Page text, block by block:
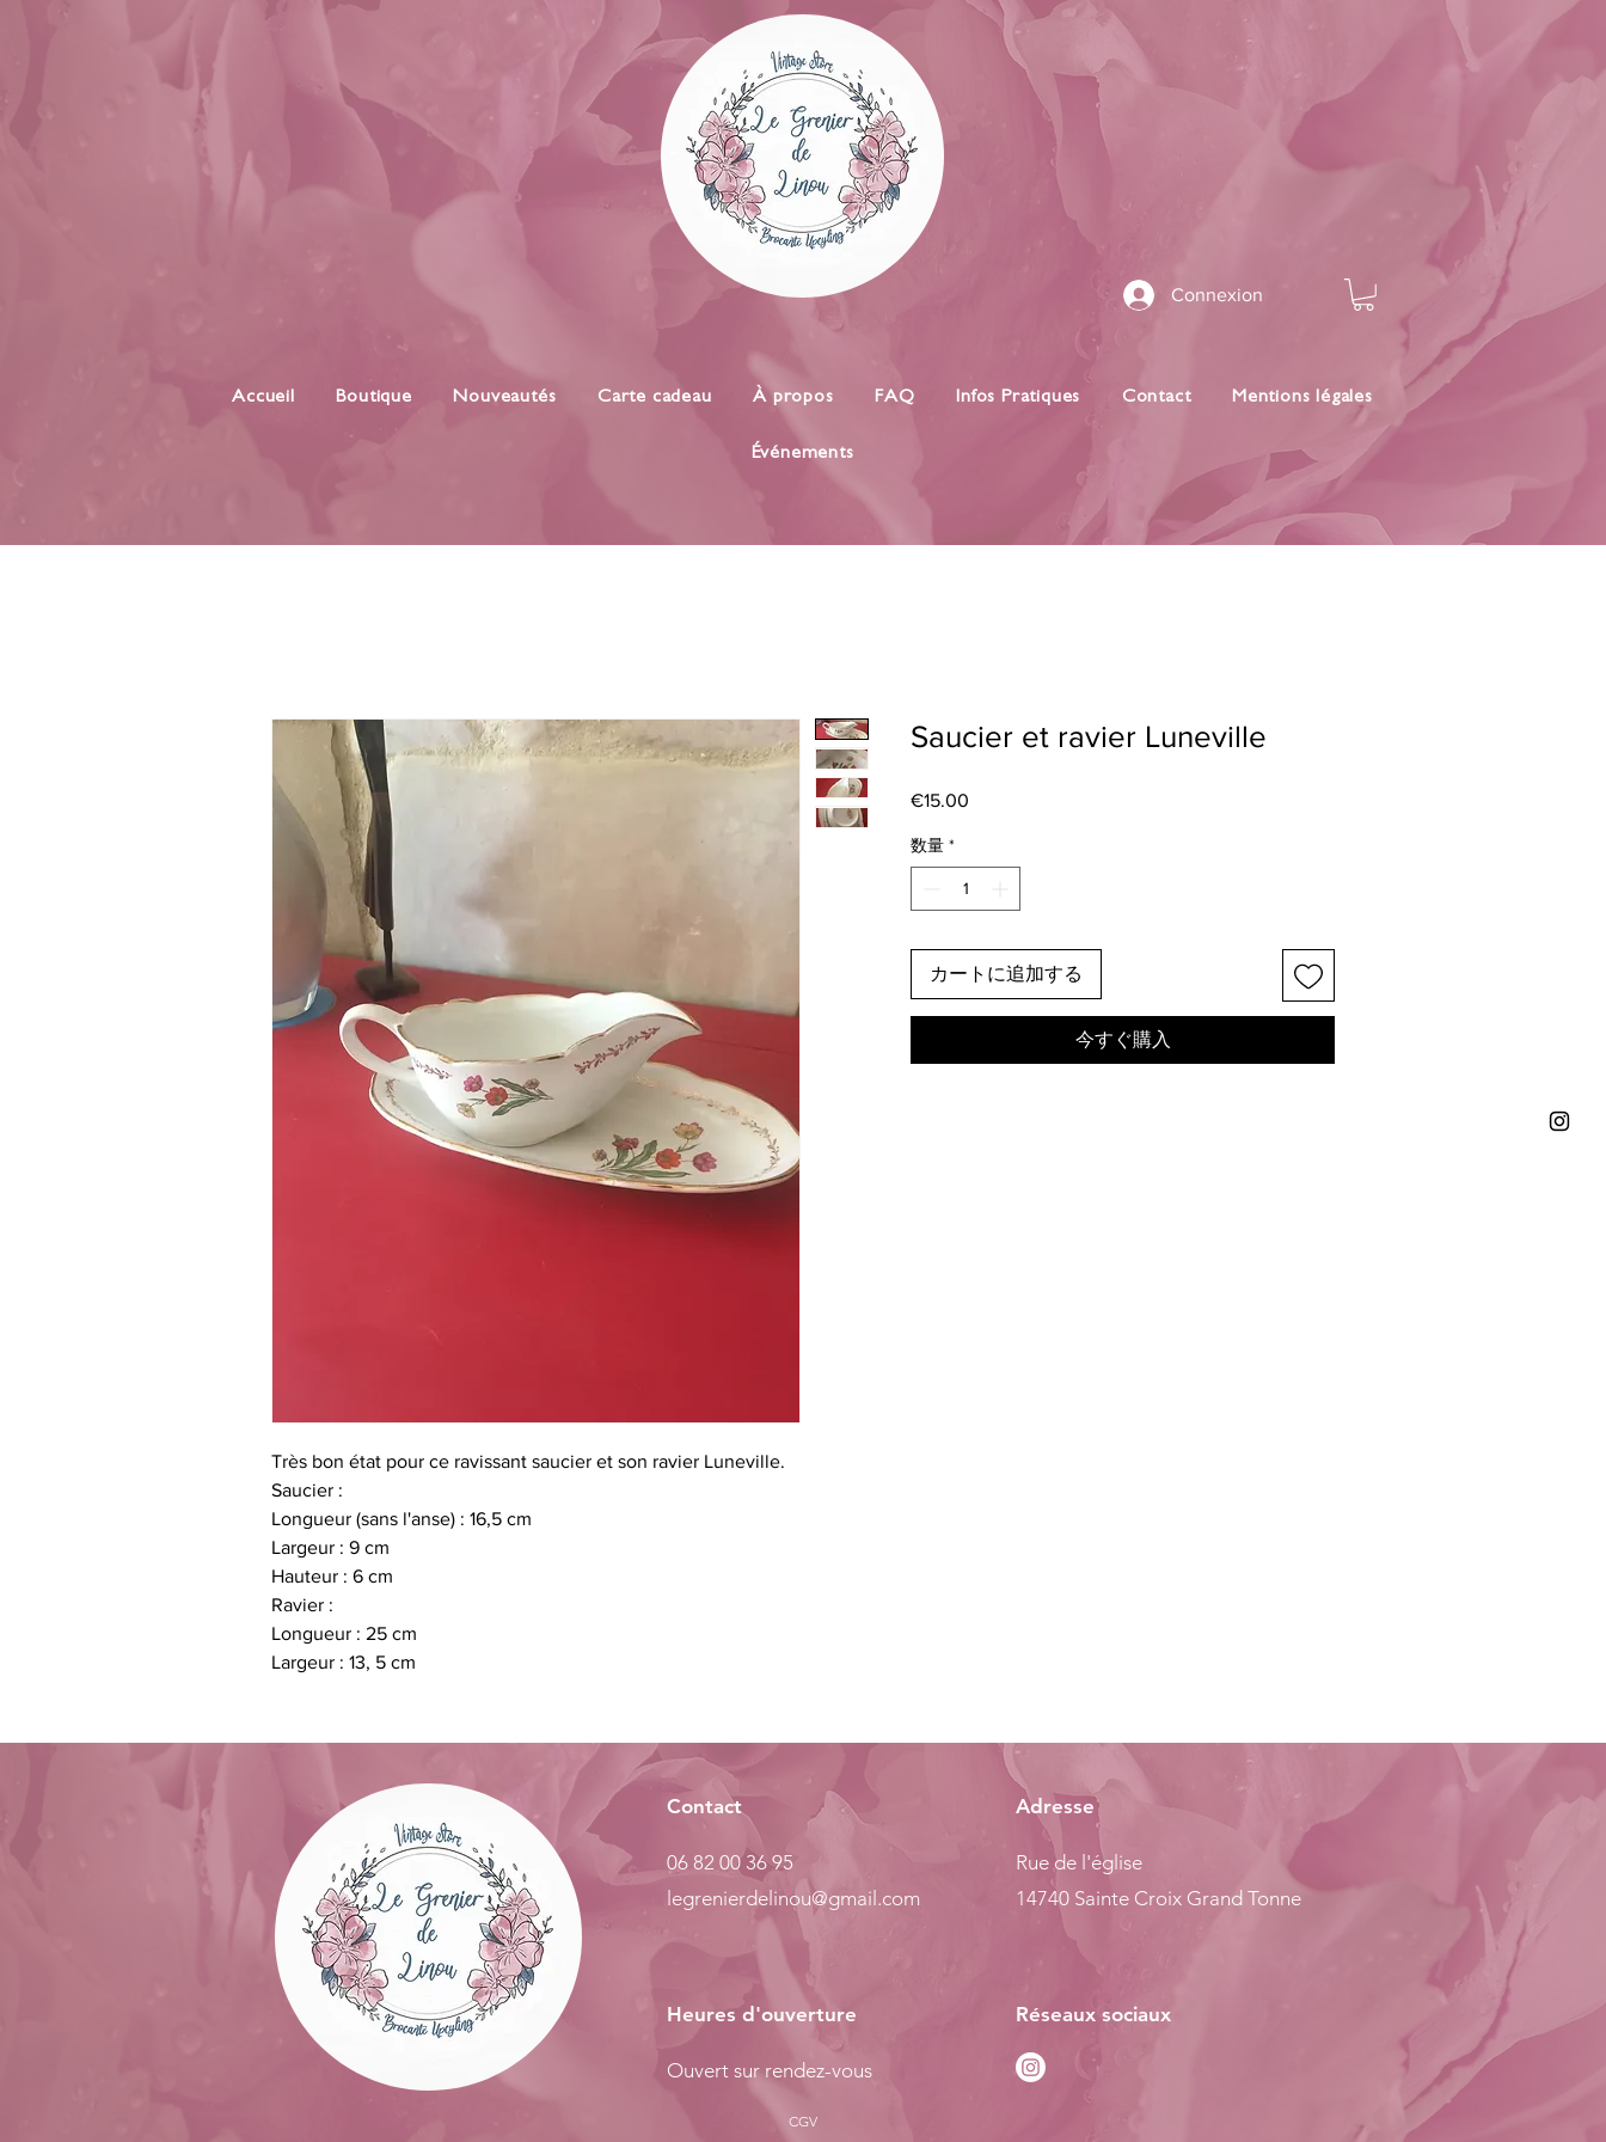
Connexion
Accueil Boutique Nouveautés Carte cadeau À propos FAQ Infos Pratiques Contact Mentions légales
Événements
Très bon état pour ce ravissant saucier et son ravier Luneville.
Saucier :
Longueur (sans l'anse) : 16,5 cm
Largeur : 9 cm
Hauteur : 6 cm
Ravier :
Longueur : 25 cm
Largeur : 13, 5 cm
Saucier et ravier Luneville
€15.00
数量 *
カートに追加する
今すぐ購入
Contact
06 82 00 36 95
legrenierdelinou@gmail.com
Adresse
Rue de l'église
14740 Sainte Croix Grand Tonne
Heures d'ouverture
Ouvert sur rendez-vous
Réseaux sociaux
CGV